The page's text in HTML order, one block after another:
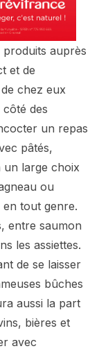
auprès
et de
chez eux
des
un repas
pâtés,
un large choix
ou
tout genre.
entre saumon
les assiettes.
de se laisser
bûches
aussi la part
bières et
avec